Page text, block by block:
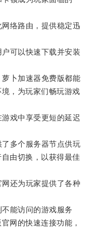
络路由，提供稳定迅
可以快速下载并安装
卜加速器免费版都能
，为玩家们畅玩游戏
戏中享受更短的延迟
多个服务器节点供玩
由切换，以获得最佳
还为玩家提供了各种
能访问的游戏服务
网的快速连接功能，